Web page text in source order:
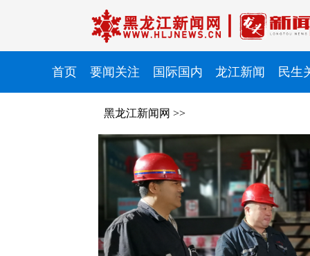
首页 要闻关注 国际国内 龙江新闻 民生
黑龙江新闻网 >>